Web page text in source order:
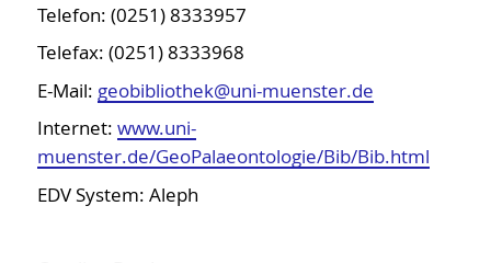
Telefon: (0251) 8333957
Telefax: (0251) 8333968
E-Mail: geobibliothek@uni-muenster.de
Internet: www.uni-
muenster.de/GeoPalaeontologie/Bib/Bib.html
EDV System: Aleph